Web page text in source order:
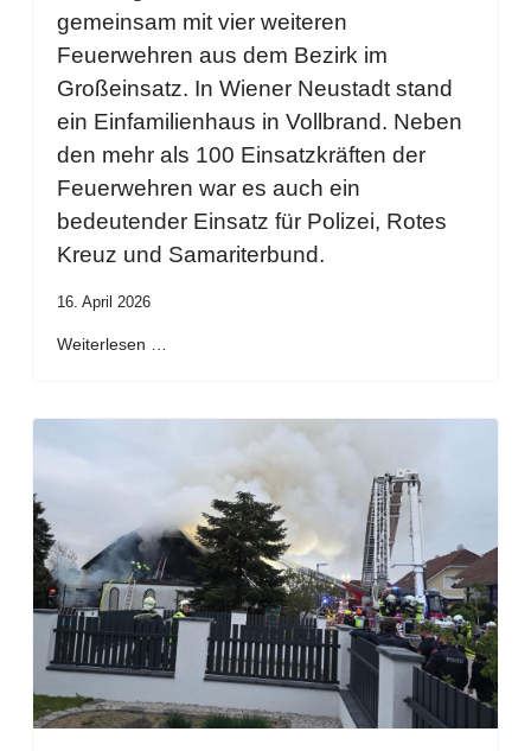
gemeinsam mit vier weiteren
Feuerwehren aus dem Bezirk im
Großeinsatz. In Wiener Neustadt stand
ein Einfamilienhaus in Vollbrand. Neben
den mehr als 100 Einsatzkräften der
Feuerwehren war es auch ein
bedeutender Einsatz für Polizei, Rotes
Kreuz und Samariterbund.
16. April 2026
Weiterlesen …